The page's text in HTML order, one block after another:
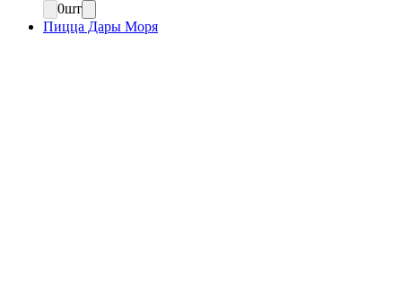
0шт
Пицца Дары Моря